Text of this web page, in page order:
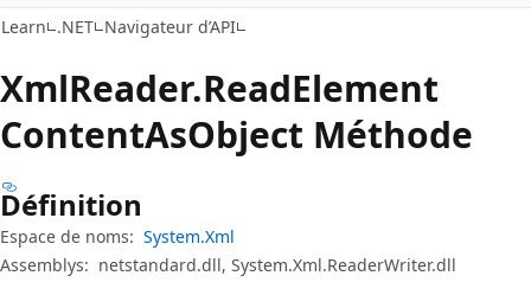
Learn .NET Navigateur d’API
XmlReader.ReadElement
ContentAsObject Méthode
Définition
Espace de noms: System.Xml
Assemblys: netstandard.dll, System.Xml.ReaderWriter.dll